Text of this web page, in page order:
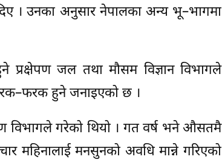
। उनका अनुसार नेपालका अन्य भू–भागमा
जल तथा मौसम विज्ञान विभागले
हुने जनाइएको छ ।
विभागले गरेको थियो । गत वर्ष भने औसतमै
महिनालाई मनसुनको अवधि मान्ने गरिएको